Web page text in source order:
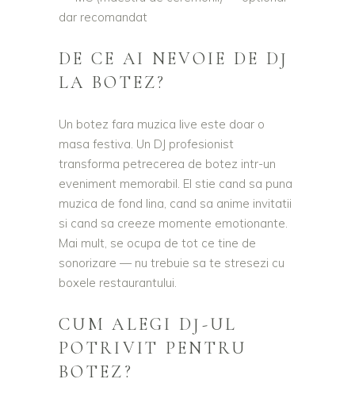
dar recomandat
DE CE AI NEVOIE DE DJ
LA BOTEZ?
Un botez fara muzica live este doar o
masa festiva. Un DJ profesionist
transforma petrecerea de botez intr-un
eveniment memorabil. El stie cand sa puna
muzica de fond lina, cand sa anime invitatii
si cand sa creeze momente emotionante.
Mai mult, se ocupa de tot ce tine de
sonorizare — nu trebuie sa te stresezi cu
boxele restaurantului.
CUM ALEGI DJ-UL
POTRIVIT PENTRU
BOTEZ?